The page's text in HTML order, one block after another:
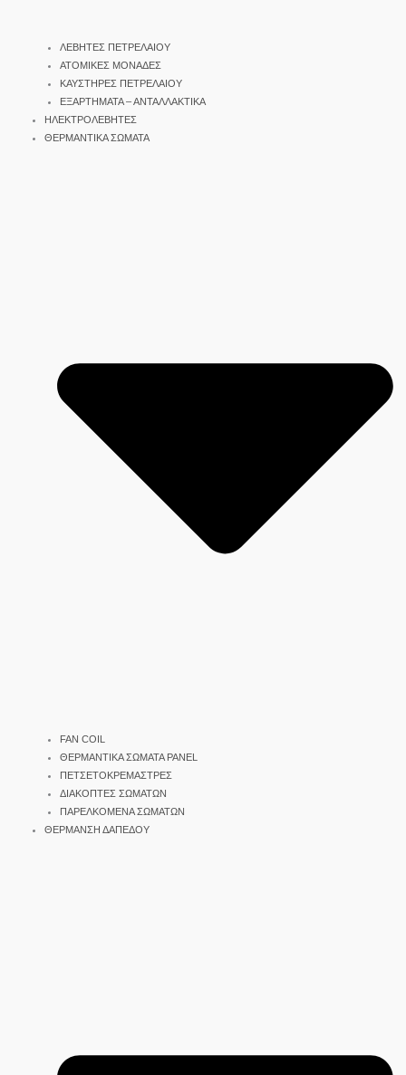
ΛΕΒΗΤΕΣ ΠΕΤΡΕΛΑΙΟΥ
ΑΤΟΜΙΚΕΣ ΜΟΝΑΔΕΣ
ΚΑΥΣΤΗΡΕΣ ΠΕΤΡΕΛΑΙΟΥ
ΕΞΑΡΤΗΜΑΤΑ – ΑΝΤΑΛΛΑΚΤΙΚΑ
ΗΛΕΚΤΡΟΛΕΒΗΤΕΣ
ΘΕΡΜΑΝΤΙΚΑ ΣΩΜΑΤΑ
FAN COIL
ΘΕΡΜΑΝΤΙΚΑ ΣΩΜΑΤΑ PANEL
ΠΕΤΣΕΤΟΚΡΕΜΑΣΤΡΕΣ
ΔΙΑΚΟΠΤΕΣ ΣΩΜΑΤΩΝ
ΠΑΡΕΛΚΟΜΕΝΑ ΣΩΜΑΤΩΝ
ΘΕΡΜΑΝΣΗ ΔΑΠΕΔΟΥ